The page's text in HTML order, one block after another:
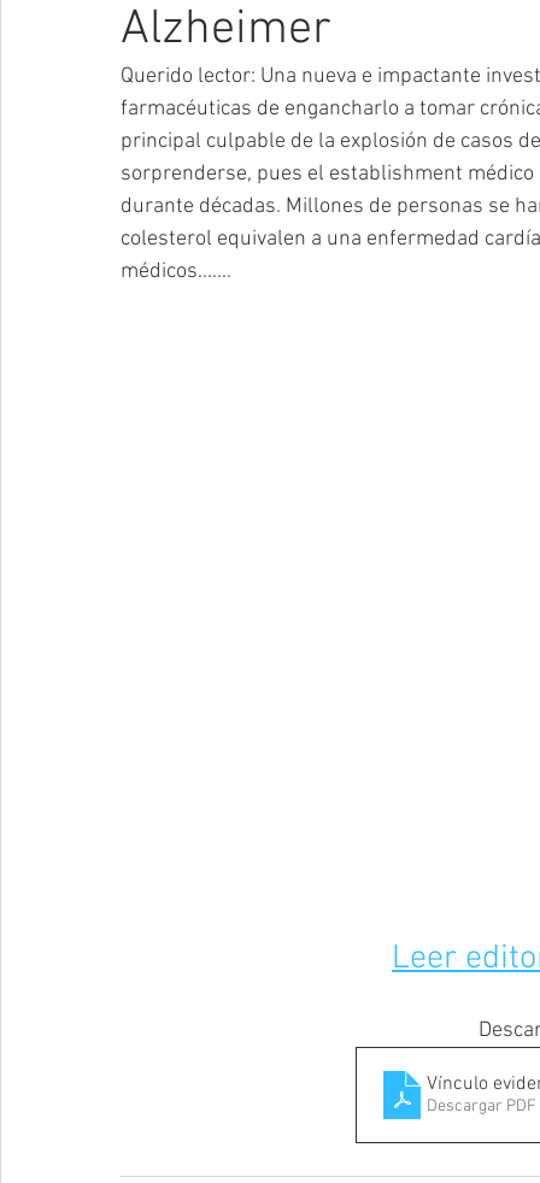
Alzheimer
Querido lector: Una nueva e impactante
farmacéuticas de engancharlo a tomar
principal culpable de la explosión de casos
sorprenderse, pues el establishment
durante décadas. Millones de personas se
colesterol equivalen a una enfermedad
médicos.......
Leer
Vínculo
Descargar PDF